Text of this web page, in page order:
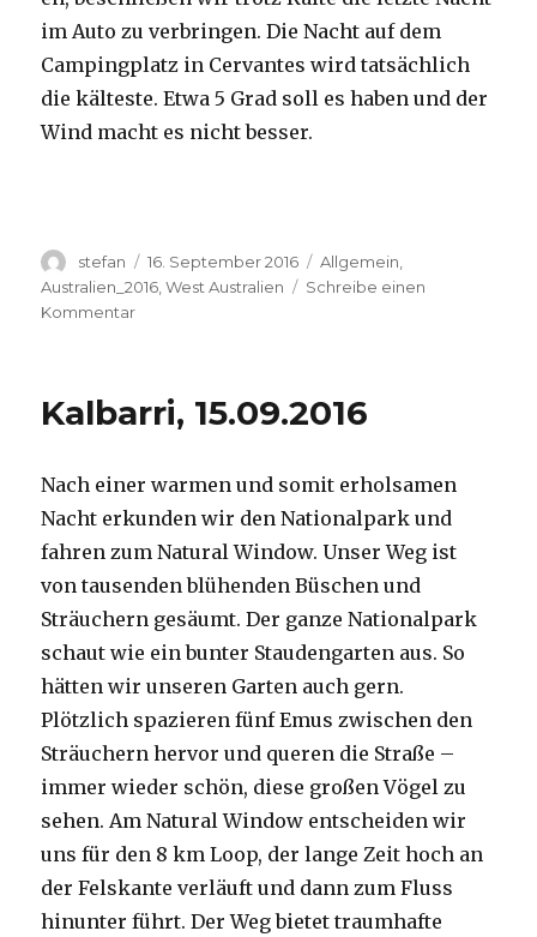
im Auto zu verbringen. Die Nacht auf dem
Campingplatz in Cervantes wird tatsächlich
die kälteste. Etwa 5 Grad soll es haben und der
Wind macht es nicht besser.
Autor
stefan
Veröffentlicht
am
16. September 2016 Kategorien
Allgemein
Australien_2016 ,West Australien
Schreibe einen
Kommentarzu
Kalbarri, 15.09.2016
Nach einer warmen und somit erholsamen
Nacht erkunden wir den Nationalpark und
fahren zum Natural Window. Unser Weg ist
von tausenden blühenden Büschen und
Sträuchern gesäumt. Der ganze Nationalpark
schaut wie ein bunter Staudengarten aus. So
hätten wir unseren Garten auch gern.
Plötzlich spazieren fünf Emus zwischen den
Sträuchern hervor und queren die Straße –
immer wieder schön, diese großen Vögel zu
sehen. Am Natural Window entscheiden wir
uns für den 8 km Loop, der lange Zeit hoch an
der Felskante verläuft und dann zum Fluss
hinunter führt. Der Weg bietet traumhafte